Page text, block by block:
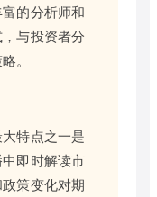
的分析师和
与投资者分
。
特点之一是
即时解读市
策变化对期